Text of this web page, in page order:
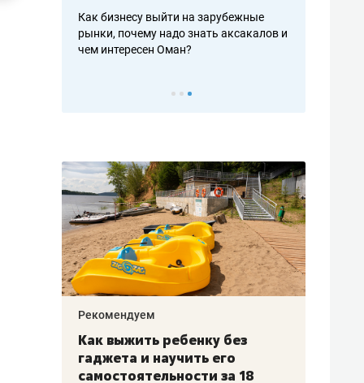
Как бизнесу выйти на зарубежные
рынки, почему надо знать аксакалов и
чем интересен Оман?
Рекомендуем
Как выжить ребенку без
гаджета и научить его
самостоятельности за 18